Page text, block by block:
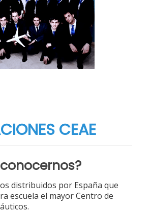
CEAE
distribuidos por España que
escuela el mayor Centro de